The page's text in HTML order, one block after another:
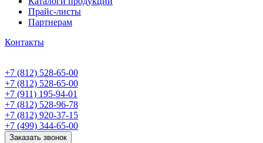
Прайс-листы
Партнерам
Контакты
+7 (812) 528-65-00
+7 (812) 528-65-00
+7 (911) 195-94-01
+7 (812) 528-96-78
+7 (812) 920-37-15
+7 (499) 344-65-00
Заказать звонок